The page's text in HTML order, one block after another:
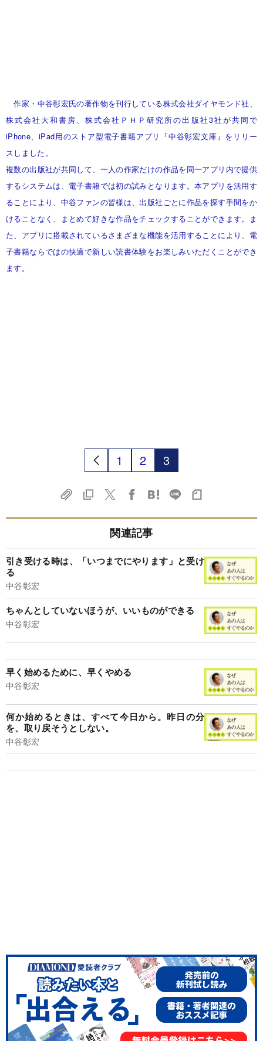
作家・中谷彰宏氏の著作物を刊行している株式会社ダイヤモンド社、
株式会社大和書房、株式会社ＰＨＰ研究所の出版社3社が共同で
iPhone、iPad用のストア型電子書籍アプリ『中谷彰宏文庫』をリリー
スしました。
複数の出版社が共同して、一人の作家だけの作品を同一アプリ内で提供
するシステムは、電子書籍では初の試みとなります。本アプリを活用す
ることにより、中谷ファンの皆様は、出版社ごとに作品を探す手間をか
けることなく、まとめて好きな作品をチェックすることができます。ま
た、アプリに搭載されているさまざまな機能を活用することにより、電
子書籍ならではの快適で新しい読書体験をお楽しみいただくことができ
ます。
1 2 3
関連記事
引き受ける時は、「いつまでにやります」と受け
る
中谷彰宏
ちゃんとしていないほうが、いいものができる
中谷彰宏
早く始めるために、早くやめる
中谷彰宏
何か始めるときは、すべて今日から。昨日の分
を、取り戻そうとしない。
中谷彰宏